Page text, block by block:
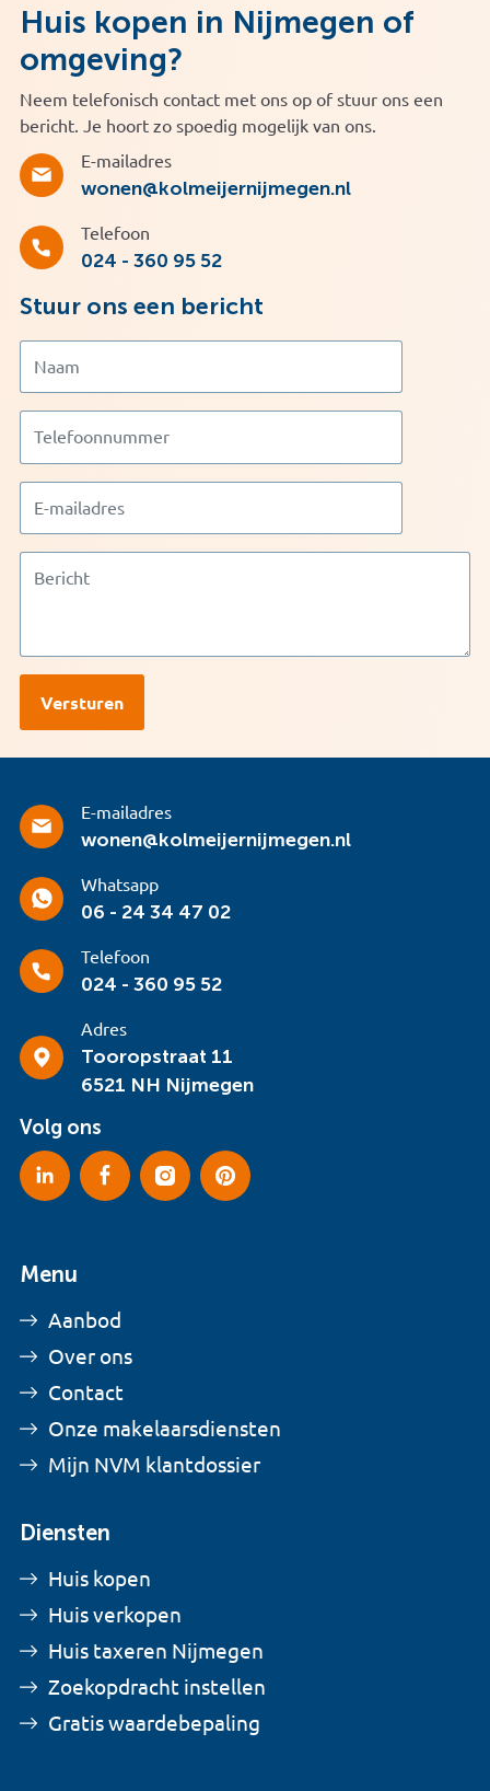
Huis kopen in Nijmegen of
omgeving?
Neem telefonisch contact met ons op of stuur ons een
bericht. Je hoort zo spoedig mogelijk van ons.
E-mailadres
wonen@kolmeijernijmegen.nl
Telefoon
024 - 360 95 52
Stuur ons een bericht
E-mailadres
wonen@kolmeijernijmegen.nl
Whatsapp
06 - 24 34 47 02
Telefoon
024 - 360 95 52
Adres
Tooropstraat 11
6521 NH Nijmegen
Volg ons
Menu
Aanbod
Over ons
Contact
Onze makelaarsdiensten
Mijn NVM klantdossier
Diensten
Huis kopen
Huis verkopen
Huis taxeren Nijmegen
Zoekopdracht instellen
Gratis waardebepaling